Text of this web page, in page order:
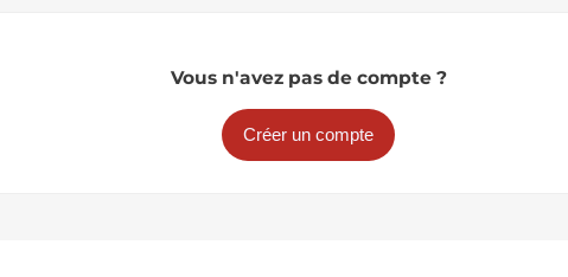
Vous n'avez pas de compte ?
Créer un compte